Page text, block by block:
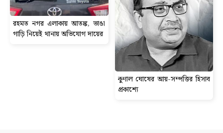
রহমত নগর এলাকায় আতঙ্ক, ভাঙা
গাড়ি নিয়েই থানায় অভিযোগ দায়ের
কুণাল ঘোষের আয়-সম্পত্তির হিসাব
প্রকাশ্যে